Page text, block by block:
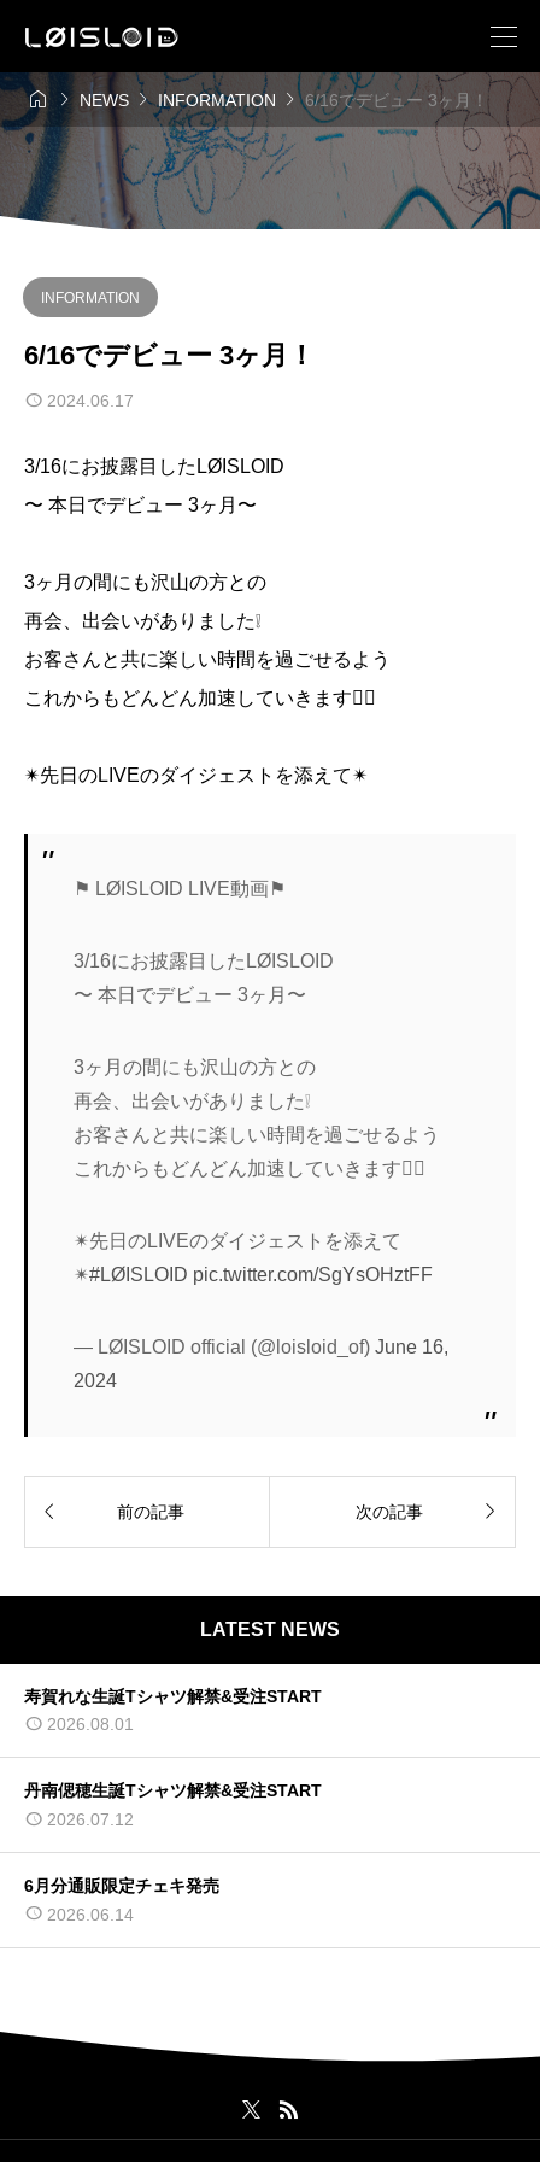
  NEWS INFORMATION 6/16でデビュー 3ヶ月！
INFORMATION
6/16でデビュー 3ヶ月！
2024.06.17
3/16にお披露目したLØISLOID
〜 本日でデビュー 3ヶ月〜
3ヶ月の間にも沢山の方との
再会、出会いがありました❕
お客さんと共に楽しい時間を過ごせるよう
これからもどんどん加速していきます❤️‍🔥
✴︎先日のLIVEのダイジェストを添えて✴︎
⚑ LØISLOID LIVE動画⚑
3/16にお披露目したLØISLOID
〜 本日でデビュー 3ヶ月〜
3ヶ月の間にも沢山の方との
再会、出会いがありました❕
お客さんと共に楽しい時間を過ごせるよう
これからもどんどん加速していきます❤️‍🔥
✴︎先日のLIVEのダイジェストを添えて
✴︎#LØISLOID pic.twitter.com/SgYsOHztFF
— LØISLOID official (@loisloid_of)June 16,
2024
 前の記事 次の記事 
LATEST NEWS
寿賀れな生誕Tシャツ解禁&受注START
2026.08.01
丹南偲穂生誕Tシャツ解禁&受注START
2026.07.12
6月分通販限定チェキ発売
2026.06.14